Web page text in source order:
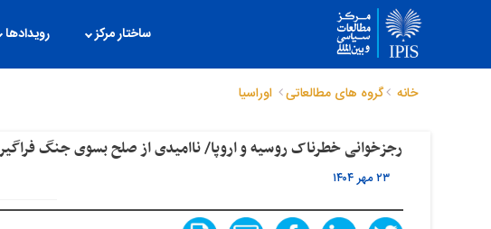
ساختار مرکز رویدادها
خانه گروه های مطالعاتی اوراسیا
رجزخوانی خطرناک روسیه و اروپا/ ناامیدی از صلح بسوی جنگ
۲۳ مهر ۱۴۰۴